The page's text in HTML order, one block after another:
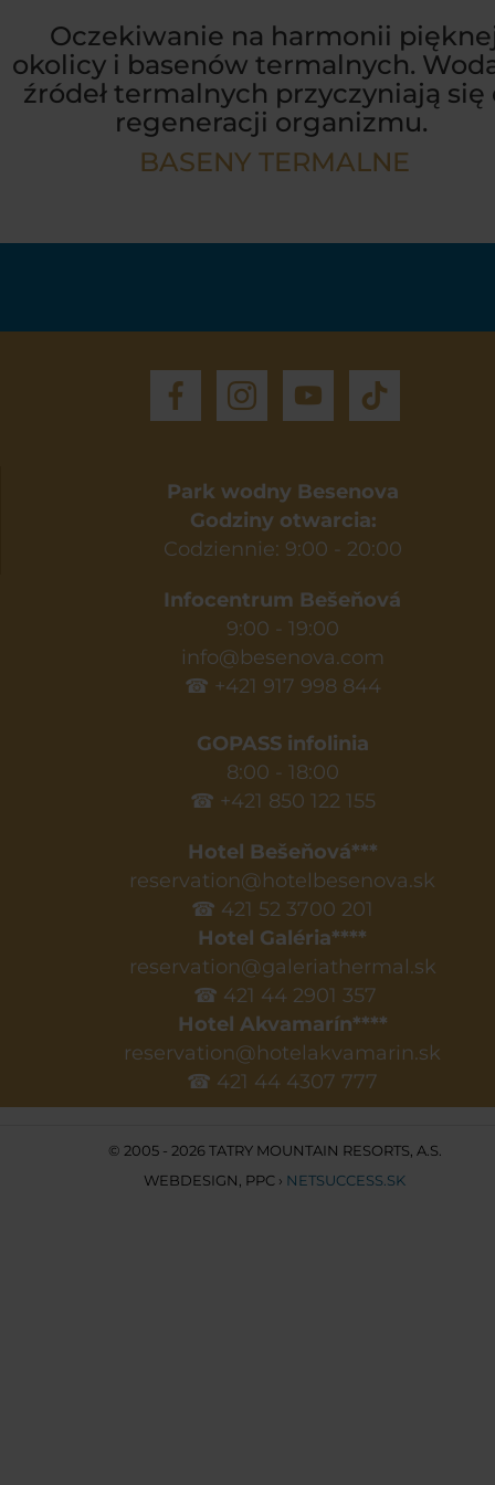
Oczekiwanie na harmonii
okolicy i basenów termalnych.
źródeł termalnych przyczyniają się
regeneracji organizmu.
BASENY TERMALNE
Park wodny Besenova
Godziny otwarcia:
Codziennie: 9:00 - 20:00
Infocentrum Bešeňová
9:00 - 19:00
info@besenova.com
☎ +421 917 998 844
GOPASS infolinia
8:00 - 18:00
☎ +421 850 122 155
Hotel Bešeňová***
reservation@hotelbesenova.sk
☎ 421 52 3700 201
Hotel Galéria****
reservation@galeriathermal.sk
☎ 421 44 2901 357
Hotel Akvamarín****
reservation@hotelakvamarin.sk
☎ 421 44 4307 777
© 2005 - 2026 TATRY MOUNTAIN RESORTS, A.S.
WEBDESIGN PPC › NETSUCCESS.SK